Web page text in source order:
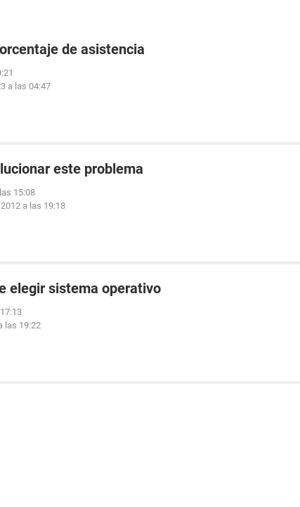
de asistencia
a las 04:47
este problema
15:08
a las 19:18
elegir sistema operativo
las 19:22